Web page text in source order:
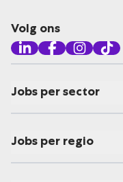
Volg ons
Jobs per sector
Jobs per regio